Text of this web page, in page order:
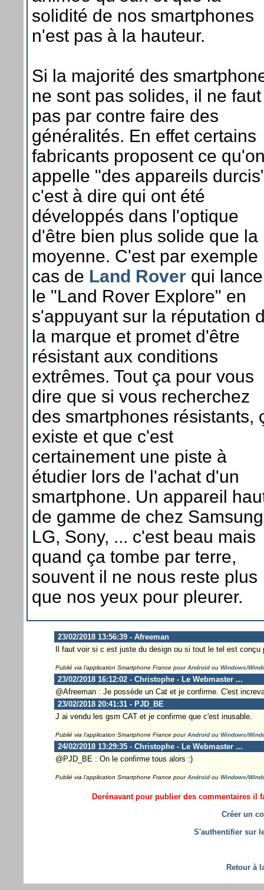
solidité de nos smartphones
n'est pas à la hauteur.
Si la majorité des
ne sont pas solides, il ne faut
pas par contre faire des
généralités. En effet certains
fabricants proposent ce
appelle "des appareils
c'est à dire qui ont été
développés dans l'optique
d'être bien plus solide que la
moyenne. C'est par exemple
cas de Land Rover qui lance
le "Land Rover Explore" en
s'appuyant sur la réputation
la marque et promet d'être
résistant aux conditions
extrêmes. Tout ça pour vous
dire que si vous recherchez
des smartphones résistants,
existe et que c'est
certainement une piste à
étudier lors de l'achat d'un
smartphone. Un appareil
de gamme de chez
LG, Sony, ... c'est beau mais
quand ça tombe par terre,
souvent il ne nous reste plus
que nos yeux pour pleurer.
23/02/2018 13:56:39 - Afreeman
Il faut voir si c est juste du design ou si tout le tel est
Publié via l'application Smartphone France pourAndroidou Windows/
23/02/2018 16:12:02 - Christophe - Le Webmaster ...
@Afreeman : Je possède un Cat et je confirme. C'est
23/02/2018 20:41:31 - PJD_BE
J ai vendu les gsm CAT et je confirme que c'est inusable.
Publié via l'application Smartphone France pourAndroidou Windows/
24/02/2018 13:29:35 - Christophe - Le Webmaster ...
@PJD_BE : On le confirme tous alors :)
Publié via l'application Smartphone France pourAndroidou Windows/
Dorénavant pour publier des commentaires il
Créer un
S'authentifier sur
Retour à